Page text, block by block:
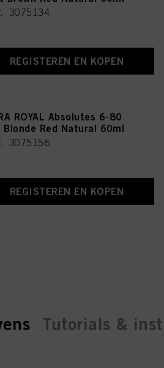
3075134
REGISTEREN EN KOPEN
ROYAL Absolutes 6-80
Blonde Red Natural 60ml
3075156
REGISTEREN EN KOPEN
Tutorials &